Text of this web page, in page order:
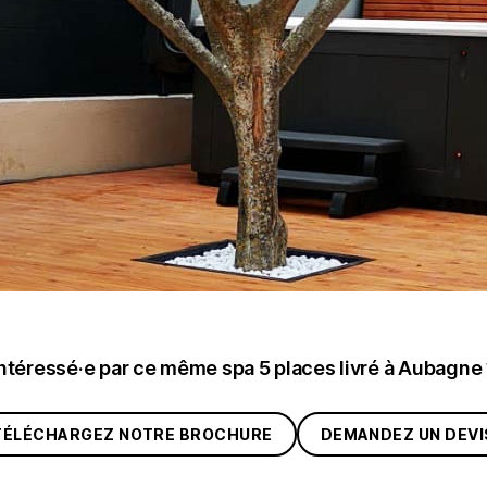
par ce même spa 5 places livré à Aubagne
NOTRE BROCHURE DEMANDEZ UN